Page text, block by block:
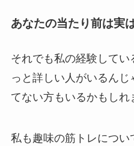
あなたの当たり前は実
それでも私の経験してい
っと詳しい人がいるん
てない方もいるかもしれ
私も趣味の筋トレにつ